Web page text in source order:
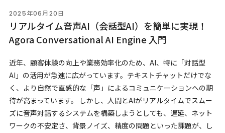
2025年06月20日
リアルタイム音声AI（会話型AI）を簡単に実現！
Agora Conversational AI Engine 入門
近年、顧客体験の向上や業務効率化のため、AI、特に「対話型
AI」の活用が急速に広がっています。テキストチャットだけでな
く、より自然で直感的な「声」によるコミュニケーションへの期
待が高まっています。 しかし、人間とAIがリアルタイムでスムー
ズに音声対話するシステムを構築しようとしても、遅延、ネット
ワークの不安定さ、背景ノイズ、精度の問題といった課題が、し